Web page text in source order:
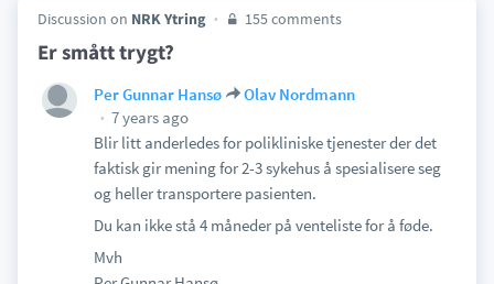
Discussion on NRK Ytring 155 comments
Er smått trygt?
Per Gunnar Hansø
Olav Nordmann
7 years ago
Blir litt anderledes for polikliniske tjenester der det
faktisk gir mening for 2-3 sykehus å spesialisere seg
og heller transportere pasienten.
Du kan ikke stå 4 måneder på venteliste for å føde.
Mvh